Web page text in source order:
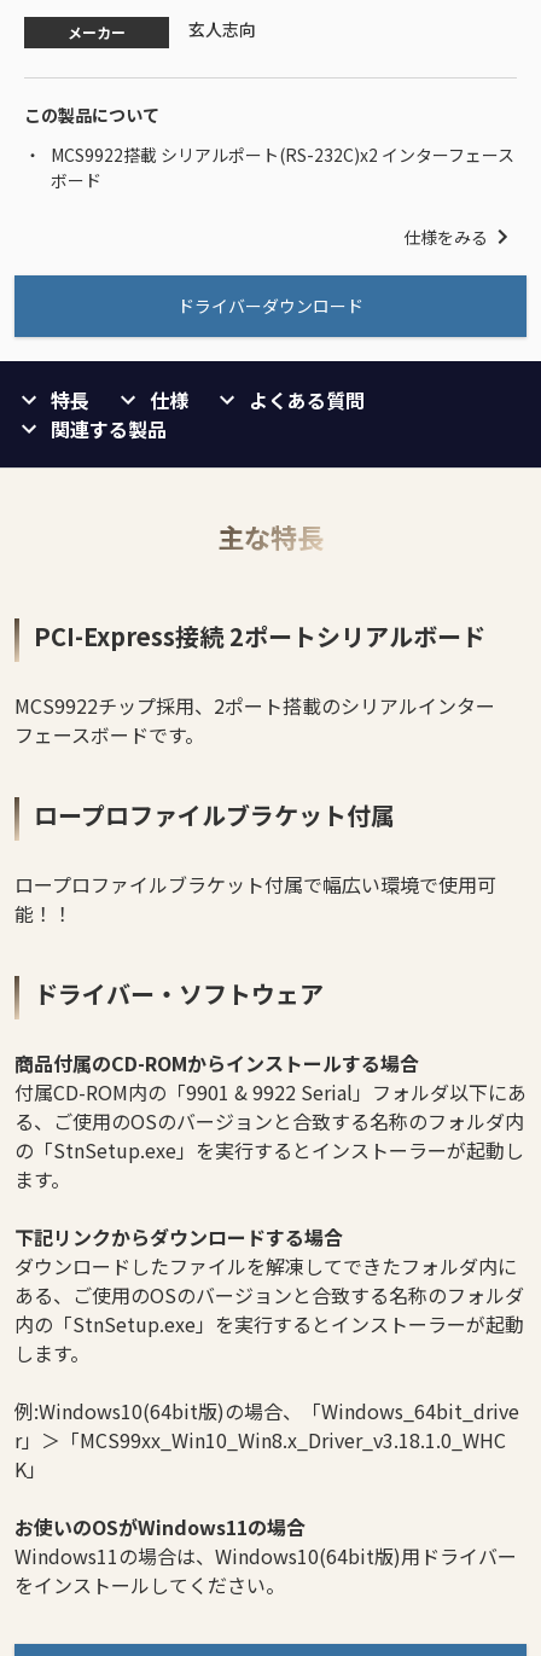
メーカー 玄人志向
この製品について
MCS9922搭載 シリアルポート(RS-232C)x2 インターフェース
ボード
仕様をみる
ドライバーダウンロード
特長 仕様
よくある質問
関連する製品
主な特長
PCI-Express接続 2ポートシリアルボード
MCS9922チップ採用、2ポート搭載のシリアルインター
フェースボードです。
ロープロファイルブラケット付属
ロープロファイルブラケット付属で幅広い環境で使用可
能！！
ドライバー・ソフトウェア
商品付属のCD-ROMからインストールする場合
付属CD-ROM内の「9901 & 9922 Serial」フォルダ以下にあ
る、ご使用のOSのバージョンと合致する名称のフォルダ内
の「StnSetup.exe」を実行するとインストーラーが起動し
ます。
下記リンクからダウンロードする場合
ダウンロードしたファイルを解凍してできたフォルダ内に
ある、ご使用のOSのバージョンと合致する名称のフォルダ
内の「StnSetup.exe」を実行するとインストーラーが起動
します。
例:Windows10(64bit版)の場合、「Windows_64bit_drive
r」＞「MCS99xx_Win10_Win8.x_Driver_v3.18.1.0_WHC
K」
お使いのOSがWindows11の場合
Windows11の場合は、Windows10(64bit版)用ドライバー
をインストールしてください。